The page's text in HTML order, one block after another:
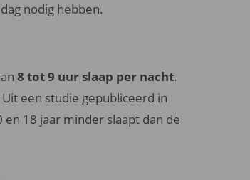
nodig hebben.
8 tot 9 uur slaap per nacht.
een studie gepubliceerd in
18 jaar minder slaapt dan de